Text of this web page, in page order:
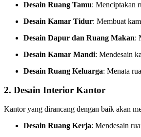
Desain Ruang Tamu: Menciptakan
Desain Kamar Tidur: Membuat
Desain Dapur dan Ruang Makan:
Desain Kamar Mandi: Mendesain
Desain Ruang Keluarga: Menata
2. Desain Interior Kantor
Kantor yang dirancang dengan baik akan
Desain Ruang Kerja: Mendesain